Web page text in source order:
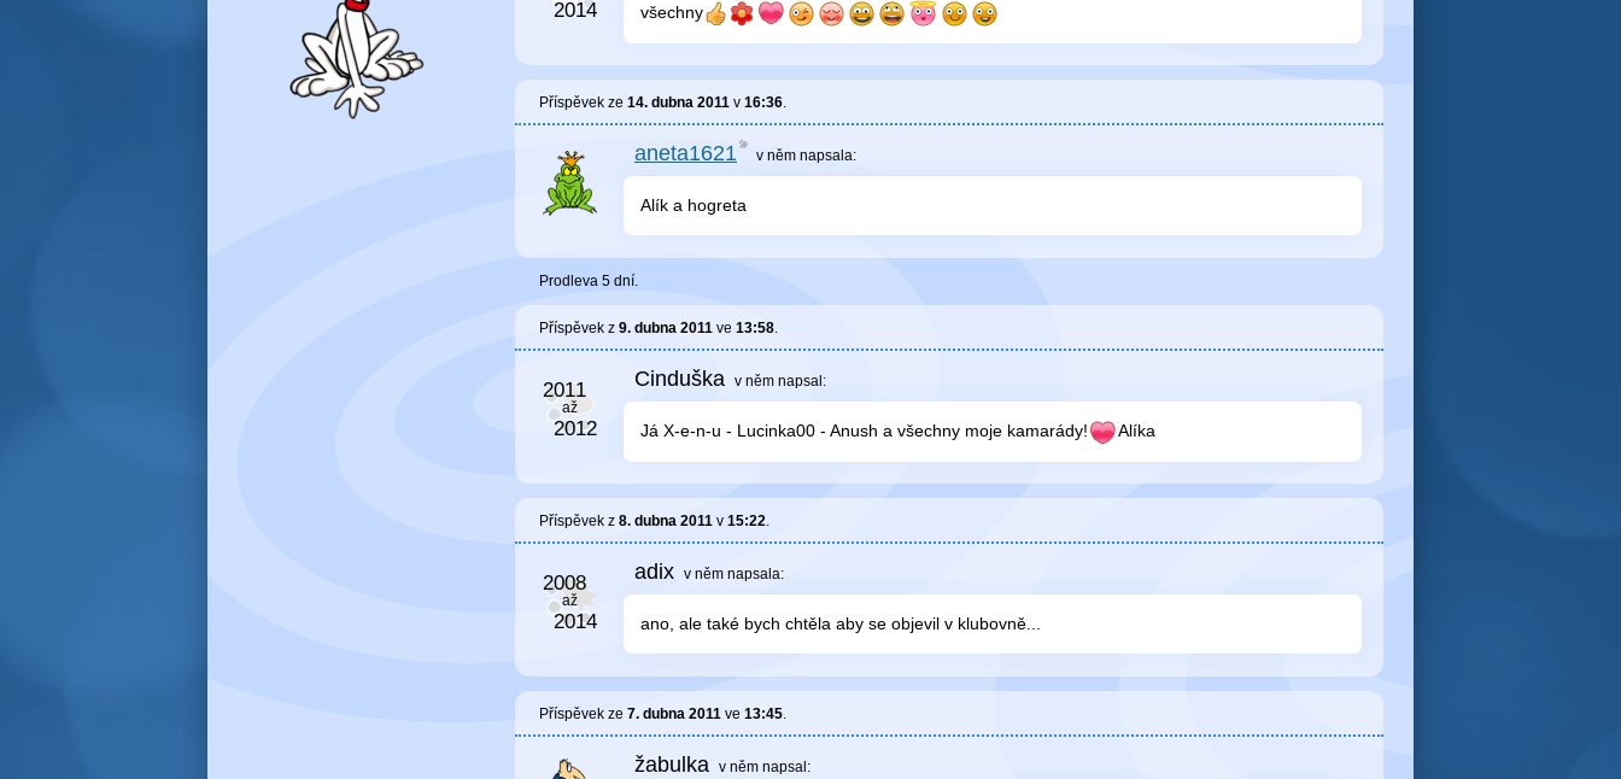
všechny
Příspěvek ze 14. dubna 2011 v 16:36.
aneta1621 v něm napsala:
Alík a hogreta
Prodleva 5 dní.
Příspěvek z 9. dubna 2011 ve 13:58.
Cinduška v něm napsal:
Já X-e-n-u - Lucinka00 - Anush a všechny moje kamarády! Alíka
Příspěvek z 8. dubna 2011 v 15:22.
adix v něm napsala:
ano, ale také bych chtěla aby se objevil v klubovně...
Příspěvek ze 7. dubna 2011 ve 13:45.
žabulka v něm napsal: